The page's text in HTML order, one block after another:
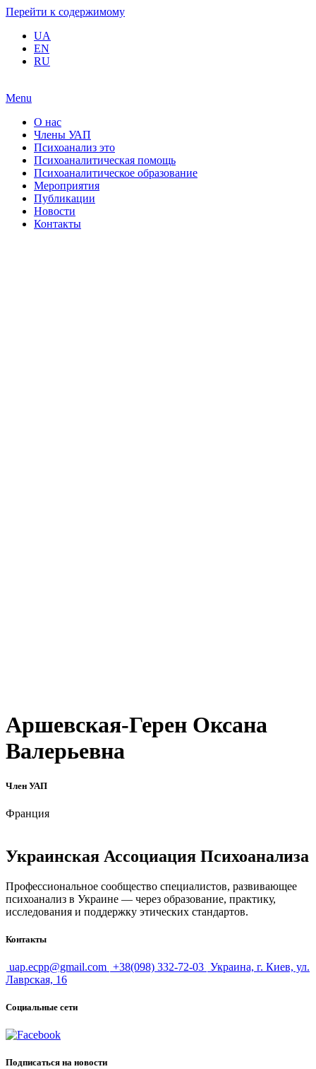
Перейти к содержимому
UA
EN
RU
Menu
О нас
Члены УАП
Психоанализ это
Психоаналитическая помощь
Психоаналитическое образование
Мероприятия
Публикации
Новости
Контакты
Аршевская-Герен Оксана
Валерьевна
Член УАП
Франция
Украинская Ассоциация Психоанализа
Профессиональное сообщество специалистов, развивающее
психоанализ в Украине — через образование, практику,
исследования и поддержку этических стандартов.
Контакты
uap.ecpp@gmail.com +38(098) 332-72-03 Украина, г. Киев, ул.
Лаврская, 16
Социальные сети
Подписаться на новости